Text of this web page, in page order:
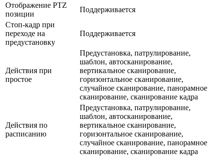
Отображение PTZ
позиции
Поддерживается
Стоп-кадр при
переходе на
предустановку
Поддерживается
Действия при
простое
Предустановка, патрулирование,
шаблон, автосканирование,
вертикальное сканирование,
горизонтальное сканирование,
случайное сканирование, панорамное
сканирование, сканирование кадра
Действия по
расписанию
Предустановка, патрулирование,
шаблон, автосканирование,
вертикальное сканирование,
горизонтальное сканирование,
случайное сканирование, панорамное
сканирование, сканирование кадра